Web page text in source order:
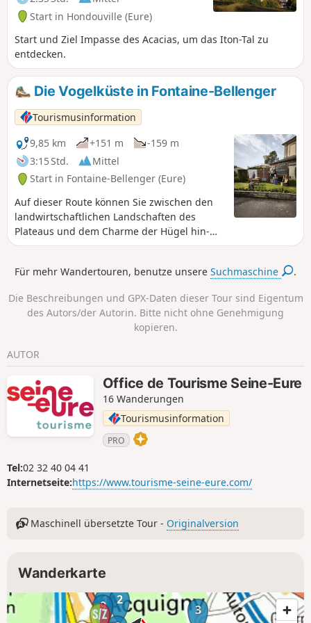
de Lormais“. Das architektonische Erbe
dieses Dorfes wird Sie mit seinem
„Priorat“ am Ufer der Seine sowie
seinem prächtigen Brotbackofen am
Ausgangspunkt der Wanderung
überraschen.
Start in Hondouville (Eure)
Start und Ziel Impasse des Acacias, um das Iton-Tal zu
entdecken.
Die Vogelküste in Fontaine-Bellenger
Tourismusinformation
9,85 km
+151 m
-159 m
3:15 Std.
Mittel
Start in Fontaine-Bellenger (Eure)
Auf dieser Route können Sie zwischen den
landwirtschaftlichen Landschaften des
Plateaus und dem Charme der Hügel hin-
und herwechseln. Nachdem Sie die Seine
Flusses erkundet haben, können Sie
genießen. Entdecken Sie anschließend das
charmante Dorf Venables, seine Geschichte
und sein architektonisches Erbe.
Für mehr Wandertouren, benutze unsereSuchmaschine .
Die Beschreibungen und GPX-Daten dieser Tour sind Eigentum
des Autors/der Autorin. Bitte nicht ohne Genehmigung
kopieren.
AUTOR
Office de Tourisme Seine-Eure
16 Wanderungen
Tourismusinformation
PRO
Tel:02 32 40 04 41
Internetseite:https://www.tourisme-seine-eure.com/
Maschinell übersetzte Tour - Originalversion
Wanderkarte
1 2
3
9